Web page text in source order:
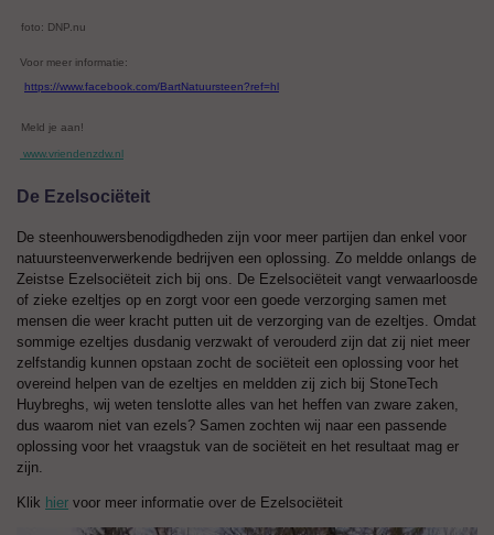
foto: DNP.nu
Voor meer informatie:
https://www.facebook.com/BartNatuursteen?ref=hl
Meld je aan!
www.vriendenzdw.nl
De Ezelsociëteit
De steenhouwersbenodigdheden zijn voor meer partijen dan enkel voor
natuursteenverwerkende bedrijven een oplossing. Zo meldde onlangs de
Zeistse Ezelsociëteit zich bij ons. De Ezelsociëteit vangt verwaarloosde
of zieke ezeltjes op en zorgt voor een goede verzorging samen met
mensen die weer kracht putten uit de verzorging van de ezeltjes. Omdat
sommige ezeltjes dusdanig verzwakt of verouderd zijn dat zij niet meer
zelfstandig kunnen opstaan zocht de sociëteit een oplossing voor het
overeind helpen van de ezeltjes en meldden zij zich bij StoneTech
Huybreghs, wij weten tenslotte alles van het heffen van zware zaken,
dus waarom niet van ezels? Samen zochten wij naar een passende
oplossing voor het vraagstuk van de sociëteit en het resultaat mag er
zijn.
Klik hier voor meer informatie over de Ezelsociëteit